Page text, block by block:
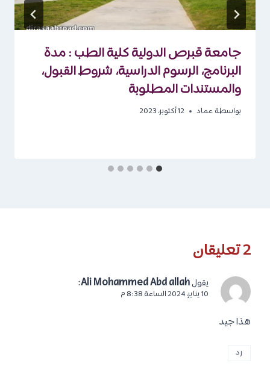
جامعة قبرص الدولية كلية الطب : مدة
البرنامج، الرسوم الدراسية، شروط القبول،
والمستندات المطلوبة
بواسطة عماد 12 أكتوبر، 2023
2 تعليقان
يقول Ali Mohammed Abd allah
:
10 يناير، 2024 الساعة 8:38 م
هذا جيد
رد